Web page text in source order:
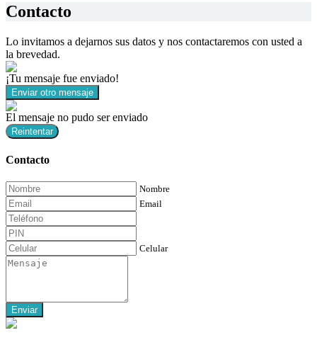
Contacto
Lo invitamos a dejarnos sus datos y nos contactaremos con usted a
la brevedad.
¡Tu mensaje fue enviado!
Enviar otro mensaje
El mensaje no pudo ser enviado
Reintentar
Contacto
Nombre
Email
Celular
Enviar